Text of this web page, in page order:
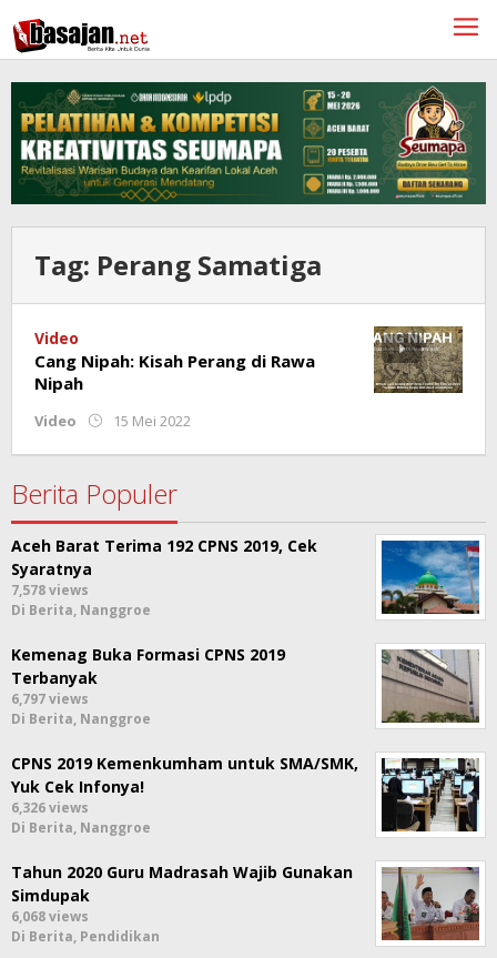
ke
konten
Tag: Perang Samatiga
Video
Cang Nipah: Kisah Perang di Rawa
Nipah
Video 15 Mei 2022
Berita Populer
Aceh Barat Terima 192 CPNS 2019, Cek
Syaratnya
7,578 views
Di Berita, Nanggroe
Kemenag Buka Formasi CPNS 2019
Terbanyak
6,797 views
Di Berita, Nanggroe
CPNS 2019 Kemenkumham untuk SMA/SMK,
Yuk Cek Infonya!
6,326 views
Di Berita, Nanggroe
Tahun 2020 Guru Madrasah Wajib Gunakan
Simdupak
6,068 views
Di Berita, Pendidikan